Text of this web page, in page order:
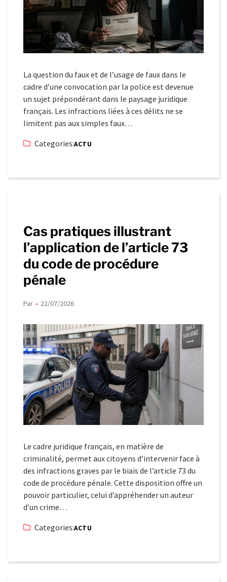
La question du faux et de l’usage de faux dans le
cadre d’une convocation par la police est devenue
un sujet prépondérant dans le paysage juridique
français. Les infractions liées à ces délits ne se
limitent pas aux simples faux…
Categories:ACTU
Cas pratiques illustrant
l’application de l’article 73
du code de procédure
pénale
Par 22/07/2026
Le cadre juridique français, en matière de
criminalité, permet aux citoyens d’intervenir face à
des infractions graves par le biais de l’article 73 du
code de procédure pénale. Cette disposition offre un
pouvoir particulier, celui d’appréhender un auteur
d’un crime…
Categories:ACTU